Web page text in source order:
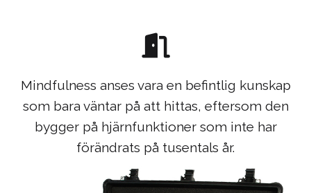
Mindfulness anses vara en befintlig kunskap
som bara väntar på att hittas, eftersom den
bygger på hjärnfunktioner som inte har
förändrats på tusentals år.